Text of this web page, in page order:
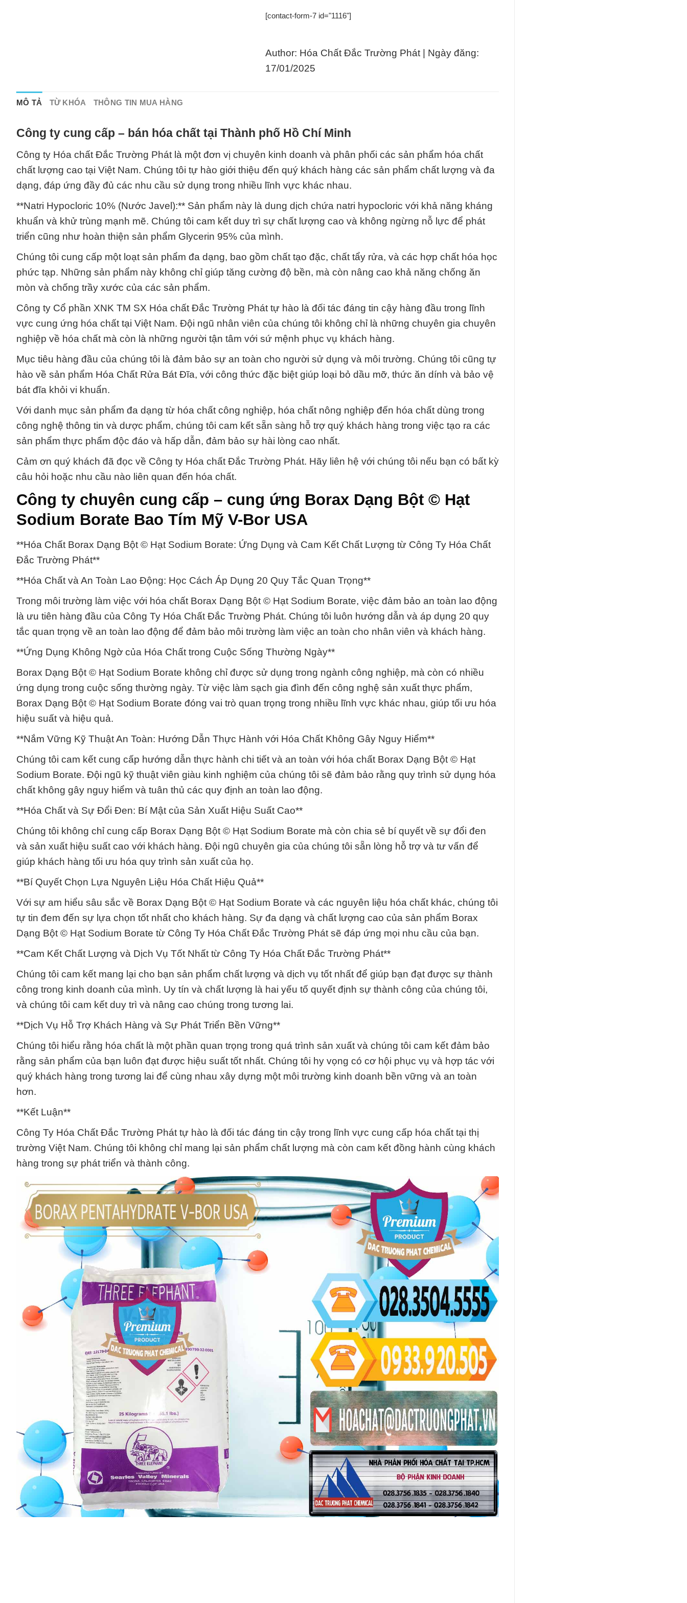
[contact-form-7 id="1116"]
Author: Hóa Chất Đắc Trường Phát | Ngày đăng:
17/01/2025
MÔ TẢ TỪ KHÓA THÔNG TIN MUA HÀNG
Công ty cung cấp – bán hóa chất tại Thành phố Hồ Chí Minh
Công ty Hóa chất Đắc Trường Phát là một đơn vị chuyên kinh doanh và phân phối các sản phẩm hóa chất
chất lượng cao tại Việt Nam. Chúng tôi tự hào giới thiệu đến quý khách hàng các sản phẩm chất lượng và đa
dạng, đáp ứng đầy đủ các nhu cầu sử dụng trong nhiều lĩnh vực khác nhau.
**Natri Hypocloric 10% (Nước Javel):** Sản phẩm này là dung dịch chứa natri hypocloric với khả năng kháng
khuẩn và khử trùng mạnh mẽ. Chúng tôi cam kết duy trì sự chất lượng cao và không ngừng nỗ lực để phát
triển cũng như hoàn thiện sản phẩm Glycerin 95% của mình.
Chúng tôi cung cấp một loạt sản phẩm đa dạng, bao gồm chất tạo đặc, chất tẩy rửa, và các hợp chất hóa học
phức tạp. Những sản phẩm này không chỉ giúp tăng cường độ bền, mà còn nâng cao khả năng chống ăn
mòn và chống trầy xước của các sản phẩm.
Công ty Cổ phần XNK TM SX Hóa chất Đắc Trường Phát tự hào là đối tác đáng tin cậy hàng đầu trong lĩnh
vực cung ứng hóa chất tại Việt Nam. Đội ngũ nhân viên của chúng tôi không chỉ là những chuyên gia chuyên
nghiệp về hóa chất mà còn là những người tận tâm với sứ mệnh phục vụ khách hàng.
Mục tiêu hàng đầu của chúng tôi là đảm bảo sự an toàn cho người sử dụng và môi trường. Chúng tôi cũng tự
hào về sản phẩm Hóa Chất Rửa Bát Đĩa, với công thức đặc biệt giúp loại bỏ dầu mỡ, thức ăn dính và bảo vệ
bát đĩa khỏi vi khuẩn.
Với danh mục sản phẩm đa dạng từ hóa chất công nghiệp, hóa chất nông nghiệp đến hóa chất dùng trong
công nghệ thông tin và dược phẩm, chúng tôi cam kết sẵn sàng hỗ trợ quý khách hàng trong việc tạo ra các
sản phẩm thực phẩm độc đáo và hấp dẫn, đảm bảo sự hài lòng cao nhất.
Cảm ơn quý khách đã đọc về Công ty Hóa chất Đắc Trường Phát. Hãy liên hệ với chúng tôi nếu bạn có bất kỳ
câu hỏi hoặc nhu cầu nào liên quan đến hóa chất.
Công ty chuyên cung cấp – cung ứng Borax Dạng Bột © Hạt
Sodium Borate Bao Tím Mỹ V-Bor USA
**Hóa Chất Borax Dạng Bột © Hạt Sodium Borate: Ứng Dụng và Cam Kết Chất Lượng từ Công Ty Hóa Chất
Đắc Trường Phát**
**Hóa Chất và An Toàn Lao Động: Học Cách Áp Dụng 20 Quy Tắc Quan Trọng**
Trong môi trường làm việc với hóa chất Borax Dạng Bột © Hạt Sodium Borate, việc đảm bảo an toàn lao động
là ưu tiên hàng đầu của Công Ty Hóa Chất Đắc Trường Phát. Chúng tôi luôn hướng dẫn và áp dụng 20 quy
tắc quan trọng về an toàn lao động để đảm bảo môi trường làm việc an toàn cho nhân viên và khách hàng.
**Ứng Dụng Không Ngờ của Hóa Chất trong Cuộc Sống Thường Ngày**
Borax Dạng Bột © Hạt Sodium Borate không chỉ được sử dụng trong ngành công nghiệp, mà còn có nhiều
ứng dụng trong cuộc sống thường ngày. Từ việc làm sạch gia đình đến công nghệ sản xuất thực phẩm,
Borax Dạng Bột © Hạt Sodium Borate đóng vai trò quan trọng trong nhiều lĩnh vực khác nhau, giúp tối ưu hóa
hiệu suất và hiệu quả.
**Nắm Vững Kỹ Thuật An Toàn: Hướng Dẫn Thực Hành với Hóa Chất Không Gây Nguy Hiểm**
Chúng tôi cam kết cung cấp hướng dẫn thực hành chi tiết và an toàn với hóa chất Borax Dạng Bột © Hạt
Sodium Borate. Đội ngũ kỹ thuật viên giàu kinh nghiệm của chúng tôi sẽ đảm bảo rằng quy trình sử dụng hóa
chất không gây nguy hiểm và tuân thủ các quy định an toàn lao động.
**Hóa Chất và Sự Đổi Đen: Bí Mật của Sản Xuất Hiệu Suất Cao**
Chúng tôi không chỉ cung cấp Borax Dạng Bột © Hạt Sodium Borate mà còn chia sẻ bí quyết về sự đổi đen
và sản xuất hiệu suất cao với khách hàng. Đội ngũ chuyên gia của chúng tôi sẵn lòng hỗ trợ và tư vấn để
giúp khách hàng tối ưu hóa quy trình sản xuất của họ.
**Bí Quyết Chọn Lựa Nguyên Liệu Hóa Chất Hiệu Quả**
Với sự am hiểu sâu sắc về Borax Dạng Bột © Hạt Sodium Borate và các nguyên liệu hóa chất khác, chúng tôi
tự tin đem đến sự lựa chọn tốt nhất cho khách hàng. Sự đa dạng và chất lượng cao của sản phẩm Borax
Dạng Bột © Hạt Sodium Borate từ Công Ty Hóa Chất Đắc Trường Phát sẽ đáp ứng mọi nhu cầu của bạn.
**Cam Kết Chất Lượng và Dịch Vụ Tốt Nhất từ Công Ty Hóa Chất Đắc Trường Phát**
Chúng tôi cam kết mang lại cho bạn sản phẩm chất lượng và dịch vụ tốt nhất để giúp bạn đạt được sự thành
công trong kinh doanh của mình. Uy tín và chất lượng là hai yếu tố quyết định sự thành công của chúng tôi,
và chúng tôi cam kết duy trì và nâng cao chúng trong tương lai.
**Dịch Vụ Hỗ Trợ Khách Hàng và Sự Phát Triển Bền Vững**
Chúng tôi hiểu rằng hóa chất là một phần quan trọng trong quá trình sản xuất và chúng tôi cam kết đảm bảo
rằng sản phẩm của bạn luôn đạt được hiệu suất tốt nhất. Chúng tôi hy vọng có cơ hội phục vụ và hợp tác với
quý khách hàng trong tương lai để cùng nhau xây dựng một môi trường kinh doanh bền vững và an toàn
hơn.
**Kết Luận**
Công Ty Hóa Chất Đắc Trường Phát tự hào là đối tác đáng tin cậy trong lĩnh vực cung cấp hóa chất tại thị
trường Việt Nam. Chúng tôi không chỉ mang lại sản phẩm chất lượng mà còn cam kết đồng hành cùng khách
hàng trong sự phát triển và thành công.